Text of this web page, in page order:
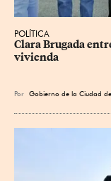
POLÍTICA
Clara Brugada
vivienda
Por Gobierno de la Ciudad